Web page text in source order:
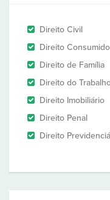
Direito Civil
Direito
Direito de Família
Direito do
Direito Imobiliário
Direito Penal
Direito